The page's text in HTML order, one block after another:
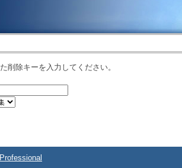
削除キーを入力してください。